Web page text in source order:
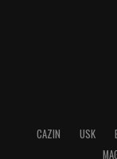
CAZIN USK